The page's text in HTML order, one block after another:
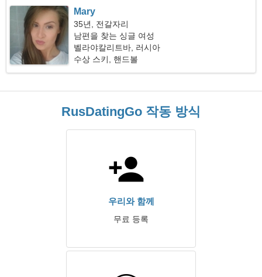
Mary
35년, 전갈자리
남편을 찾는 싱글 여성
벨라야칼리트바, 러시아
수상 스키, 핸드볼
RusDatingGo 작동 방식
우리와 함께
무료 등록